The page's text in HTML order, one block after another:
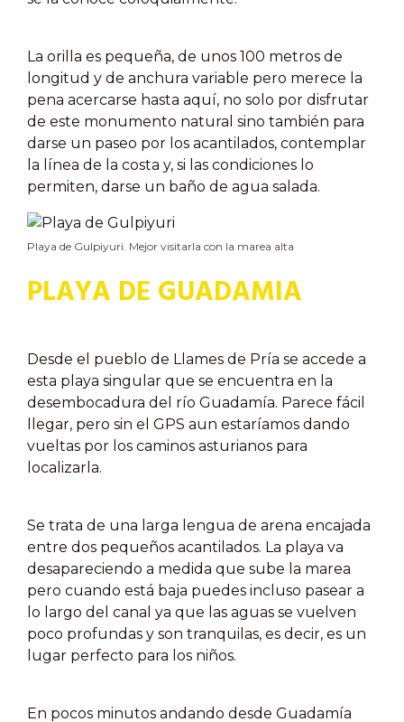
La orilla es pequeña, de unos 100 metros de
longitud y de anchura variable pero merece la
pena acercarse hasta aquí, no solo por disfrutar
de este monumento natural sino también para
darse un paseo por los acantilados, contemplar
la línea de la costa y, si las condiciones lo
permiten, darse un baño de agua salada.
Playa de Gulpiyuri. Mejor visitarla con la marea alta
PLAYA DE GUADAMIA
Desde el pueblo de Llames de Pría se accede a
esta playa singular que se encuentra en la
desembocadura del río Guadamía. Parece fácil
llegar, pero sin el GPS aun estaríamos dando
vueltas por los caminos asturianos para
localizarla.
Se trata de una larga lengua de arena encajada
entre dos pequeños acantilados. La playa va
desapareciendo a medida que sube la marea
pero cuando está baja puedes incluso pasear a
lo largo del canal ya que las aguas se vuelven
poco profundas y son tranquilas, es decir, es un
lugar perfecto para los niños.
En pocos minutos andando desde Guadamía